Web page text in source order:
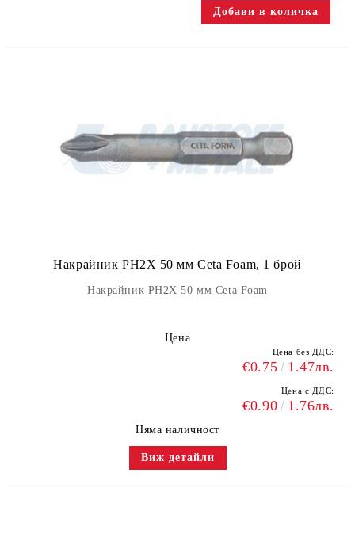
Накрайник PH2X 50 мм Ceta Foam, 1 брой
Накрайник PH2X 50 мм Ceta Foam
Цена
Цена без ДДС:
€0.75 1.47лв.
Цена с ДДС:
€0.90 1.76лв.
Няма наличност
Виж детайли